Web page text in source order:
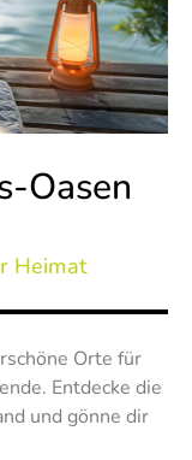
Oasen
Heimat
Orte für
Entdecke die
und gönne dir